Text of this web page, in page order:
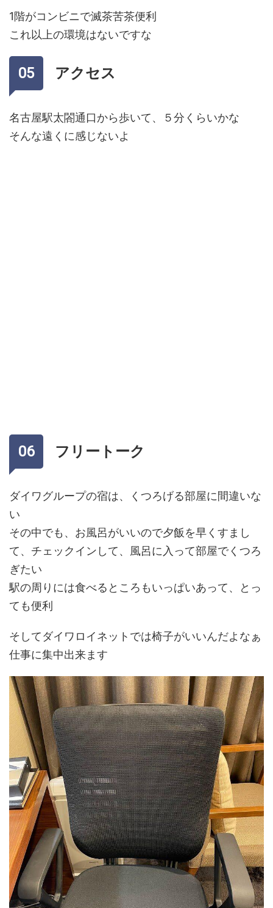
1階がコンビニで滅茶苦茶便利
これ以上の環境はないですな
アクセス
名古屋駅太閤通口から歩いて、５分くらいかな
そんな遠くに感じないよ
フリートーク
ダイワグループの宿は、くつろげる部屋に間違いな
い
その中でも、お風呂がいいので夕飯を早くすまし
て、チェックインして、風呂に入って部屋でくつろ
ぎたい
駅の周りには食べるところもいっぱいあって、とっ
ても便利
そしてダイワロイネットでは椅子がいいんだよなぁ
仕事に集中出来ます